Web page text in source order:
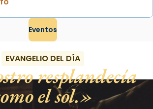
Eventos
EVANGELIO DEL DÍA
resplandecía
el sol.